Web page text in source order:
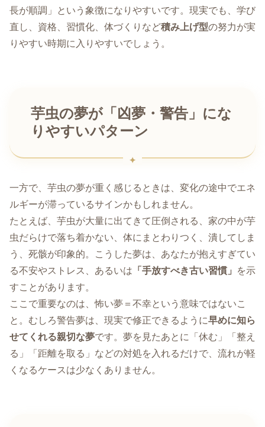
長が順調」という象徴になりやすいです。現実でも、学び
直し、資格、習慣化、体づくりなど積み上げ型の努力が実
りやすい時期に入りやすいでしょう。
芋虫の夢が「凶夢・警告」にな
りやすいパターン
一方で、芋虫の夢が重く感じるときは、変化の途中でエネ
ルギーが滞っているサインかもしれません。
たとえば、芋虫が大量に出てきて圧倒される、家の中が芋
虫だらけで落ち着かない、体にまとわりつく、潰してしま
う、死骸が印象的。こうした夢は、あなたが抱えすぎてい
る不安やストレス、あるいは 「手放すべき古い習慣」
を示
すことがあります。
ここで重要なのは、怖い夢＝不幸という意味ではないこ
と。むしろ警告夢は、現実で修正できるように早めに知ら
せてくれる親切な夢です。夢を見たあとに「休む」「整え
る」「距離を取る」などの対処を入れるだけで、流れが軽
くなるケースは少なくありません。